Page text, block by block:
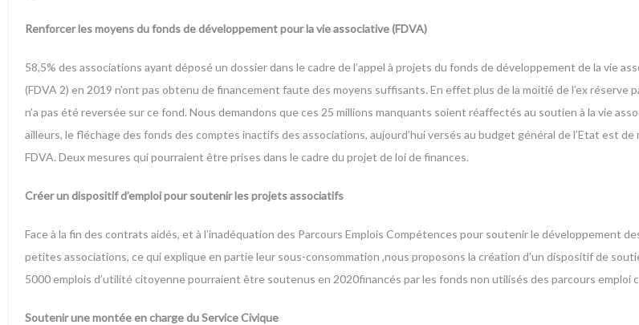
Renforcer les moyens du fonds de développement pour la vie associative (FDVA)
58,5% des associations ayant déposé un dossier dans le cadre de l’appel à projets du fonds de développement de la vie
(FDVA 2) en 2019 n’ont pas obtenu de financement faute des moyens suffisants. En effet plus de la moitié de l’ex réserve
n’a pas été reversée sur ce fond. Nous demandons que ces 25 millions manquants soient réaffectés au soutien à la vie
ailleurs, le fléchage des fonds des comptes inactifs des associations, aujourd’hui versés au budget général de l’Etat est
FDVA. Deux mesures qui pourraient être prises dans le cadre du projet de loi de finances.
Créer un dispositif d’emploi pour soutenir les projets associatifs
Face à la fin des contrats aidés, et à l’inadéquation des Parcours Emplois Compétences pour soutenir le développement
petites associations, ce qui explique en partie leur sous-consommation ,nous proposons la création d’un dispositif de
5000 emplois d’utilité citoyenne pourraient être soutenus en 2020financés par les fonds non utilisés des parcours emploi
Soutenir une montée en charge du Service Civique